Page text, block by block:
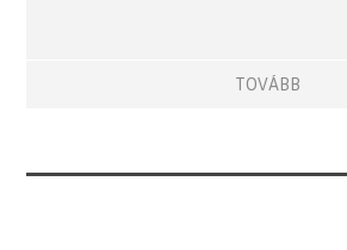
TOVÁBB